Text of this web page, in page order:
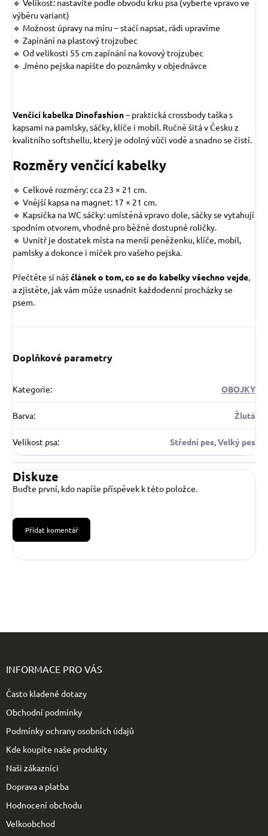
🔹 Velikost: nastavíte podle obvodu krku psa (vyberte vpravo ve
výběru variant)
🔹 Možnost úpravy na míru – stačí napsat, rádi upravíme
🔹 Zapínání na plastový trojzubec
🔹 Od velikosti 55 cm zapínání na kovový trojzubec
🔹 Jméno pejska napište do poznámky v objednávce
Venčící kabelka Dinofashion– praktická crossbody taška s
kapsami na pamlsky, sáčky, klíče i mobil. Ručně šitá v Česku z
kvalitního softshellu, který je odolný vůči vodě a snadno se čistí.
Rozměry venčící kabelky
🔹 Celkové rozměry: cca 23 × 21 cm.
🔹 Vnější kapsa na magnet: 17 × 21 cm.
🔹 Kapsička na WC sáčky: umístěná vpravo dole, sáčky se vytahují
spodním otvorem, vhodné pro běžně dostupné roličky.
🔹 Uvnitř je dostatek místa na menší peněženku, klíče, mobil,
pamlsky a dokonce i míček pro vašeho pejska.
Přečtěte si náščlánek o tom, co se do kabelky všechno vejde,
a zjistěte, jak vám může usnadnit každodenní procházky se
psem.
Doplňkové parametry
Kategorie: OBOJKY
Barva: Žlutá
Velikost psa: Střední pes, Velký pes
Diskuze
Buďte první, kdo napíše příspěvek k této položce.
Přidat komentář
INFORMACE PRO VÁS
Často kladené dotazy
Obchodní podmínky
Podmínky ochrany osobních údajů
Kde koupíte naše produkty
Naši zákazníci
Doprava a platba
Hodnocení obchodu
Velkoobchod